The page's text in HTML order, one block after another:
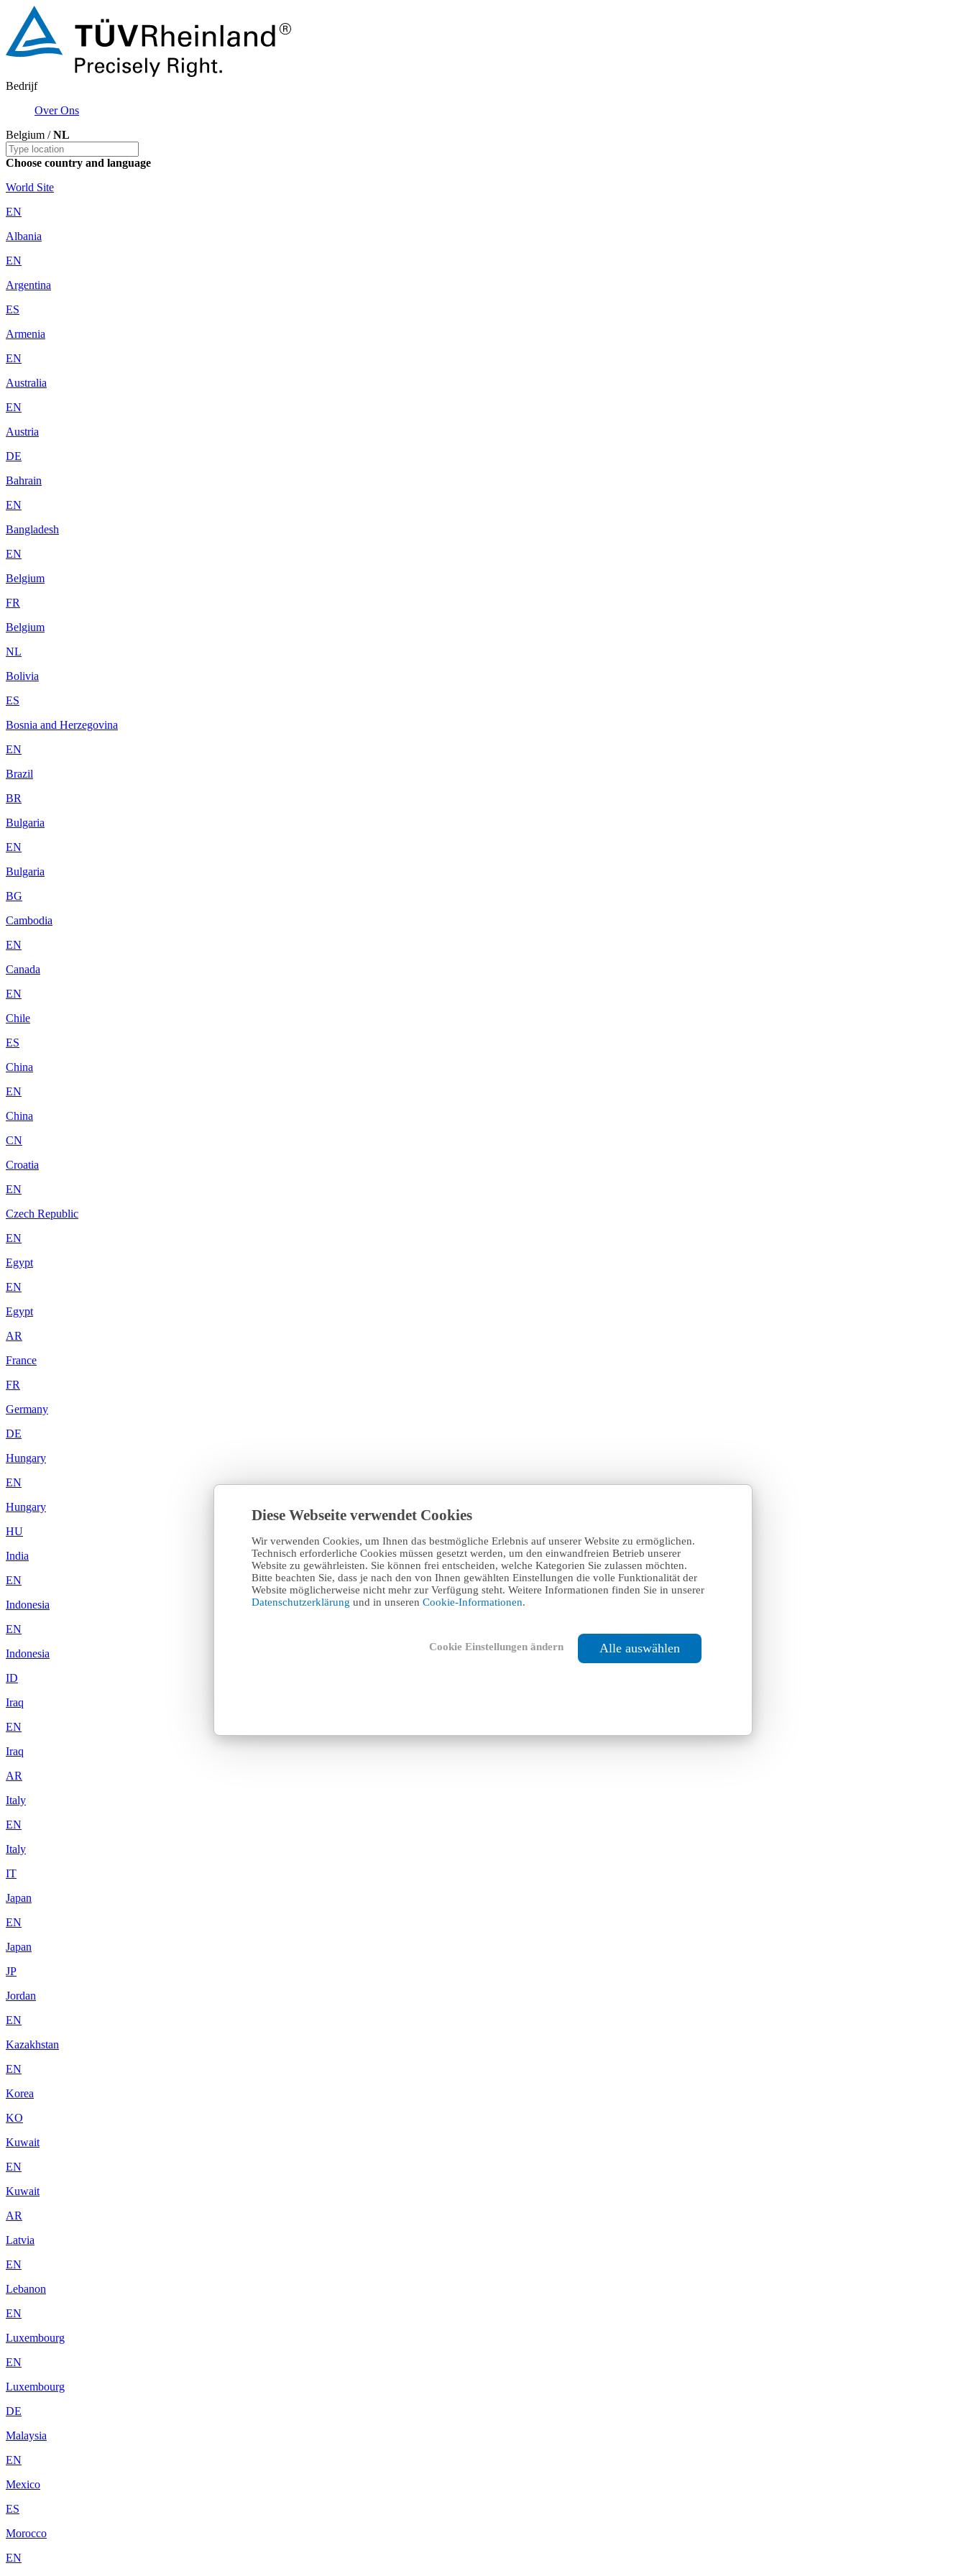
Diese Webseite verwendet Cookies
Wir verwenden Cookies, um Ihnen das bestmögliche Erlebnis auf unserer Website zu ermöglichen.
Technisch erforderliche Cookies müssen gesetzt werden, um den einwandfreien Betrieb unserer
Website zu gewährleisten. Sie können frei entscheiden, welche Kategorien Sie zulassen möchten.
Bitte beachten Sie, dass je nach den von Ihnen gewählten Einstellungen die volle Funktionalität der
Website möglicherweise nicht mehr zur Verfügung steht. Weitere Informationen finden Sie in unserer
Datenschutzerklärung und in unseren Cookie-Informationen.
Cookie Einstellungen ändern Alle auswählen
Bedrijf
Over Ons
Belgium /NL
Choose country and language
World Site
EN
Albania
EN
Argentina
ES
Armenia
EN
Australia
EN
Austria
DE
Bahrain
EN
Bangladesh
EN
Belgium
FR
Belgium
NL
Bolivia
ES
Bosnia and Herzegovina
EN
Brazil
BR
Bulgaria
EN
Bulgaria
BG
Cambodia
EN
Canada
EN
Chile
ES
China
EN
China
CN
Croatia
EN
Czech Republic
EN
Egypt
EN
Egypt
AR
France
FR
Germany
DE
Hungary
EN
Hungary
HU
India
EN
Indonesia
EN
Indonesia
ID
Iraq
EN
Iraq
AR
Italy
EN
Italy
IT
Japan
EN
Japan
JP
Jordan
EN
Kazakhstan
EN
Korea
KO
Kuwait
EN
Kuwait
AR
Latvia
EN
Lebanon
EN
Luxembourg
EN
Luxembourg
DE
Malaysia
EN
Mexico
ES
Morocco
EN